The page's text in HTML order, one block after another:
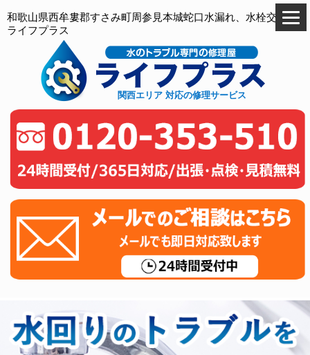
和歌山県西牟婁郡すさみ町周参見本城蛇口水漏れ、水栓交換の
ライフプラス
関西エリア 対応の修理サービス